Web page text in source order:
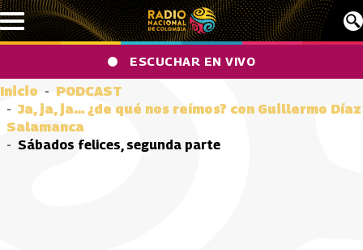
Pasar al contenido principal
ESCUCHAR EN VIVO
Inicio
PODCAST
Ja, ja, ja… ¿de qué nos reímos? con Guillermo Díaz
Salamanca
Sábados felices, segunda parte